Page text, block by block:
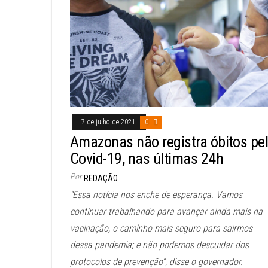
7 de julho de 2021 0
Amazonas não registra óbitos
Covid-19, nas últimas 24h
Por REDAÇÃO
“Essa notícia nos enche de esperança. Vamos
continuar trabalhando para avançar ainda mais na
vacinação, o caminho mais seguro para sairmos
dessa pandemia; e não podemos descuidar dos
protocolos de prevenção”, disse o governador.